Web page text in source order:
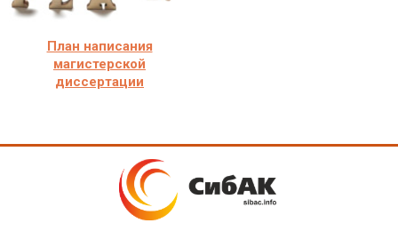
План написания
магистерской
диссертации